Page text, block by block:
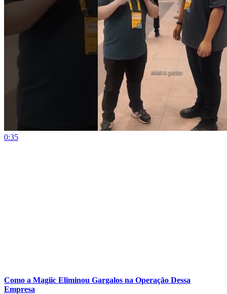
0:35
Como a Magiic Eliminou Gargalos na Operação Dessa
Empresa